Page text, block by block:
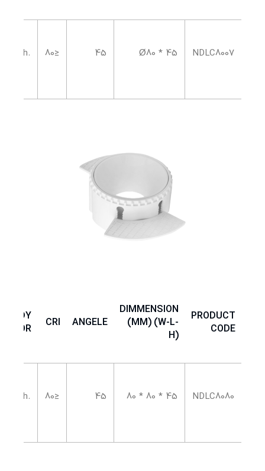
NDLC8007
Ø80 * 45
45
≤80
.Wh
PRODUCT
CODE
DIMMENSION
(MM) (W-L-
H)
ANGELE
CRI
BODY
COLOR
NDLC8080
45 * 80 * 80
45
≤80
.Wh